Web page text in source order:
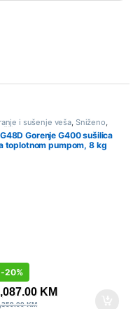
i sušenje veša Sniženo
Gorenje G400 sušilica
toplotnom pumpom, 8 kg
-20%
KM
KM